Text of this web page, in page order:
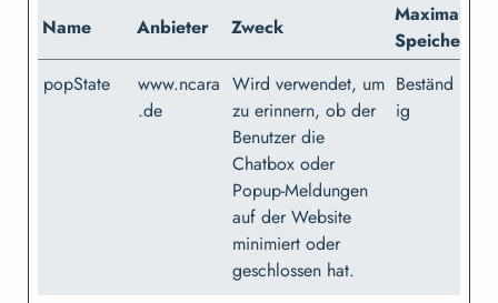
Name Anbieter Zweck
Maximale
popState
www.ncara
.de
Wird verwendet, um
zu erinnern, ob der
Benutzer die
Chatbox oder
Popup-Meldungen
auf der Website
minimiert oder
geschlossen hat.
Beständ
ig